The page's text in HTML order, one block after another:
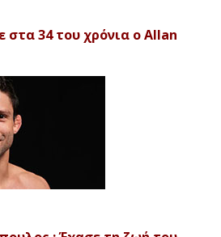
στα 34 του χρόνια ο Allan